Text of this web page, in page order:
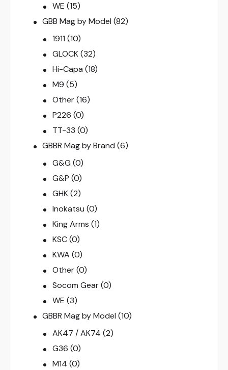
WE (15)
GBB Mag by Model (82)
1911 (10)
GLOCK (32)
Hi-Capa (18)
M9 (5)
Other (16)
P226 (0)
TT-33 (0)
GBBR Mag by Brand (6)
G&G (0)
G&P (0)
GHK (2)
Inokatsu (0)
King Arms (1)
KSC (0)
KWA (0)
Other (0)
Socom Gear (0)
WE (3)
GBBR Mag by Model (10)
AK47 / AK74 (2)
G36 (0)
M14 (0)